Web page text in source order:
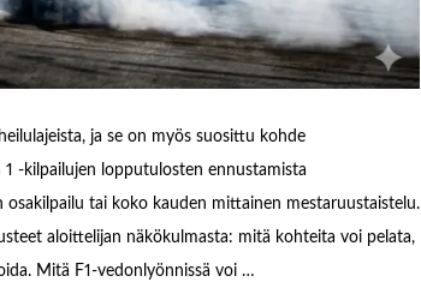
ja se on myös suosittu kohde
-kilpailujen lopputulosten ennustamista
tai koko kauden mittainen mestaruustaistelu.
aloittelijan näkökulmasta: mitä kohteita voi pelata,
Mitä F1-vedonlyönnissä voi …